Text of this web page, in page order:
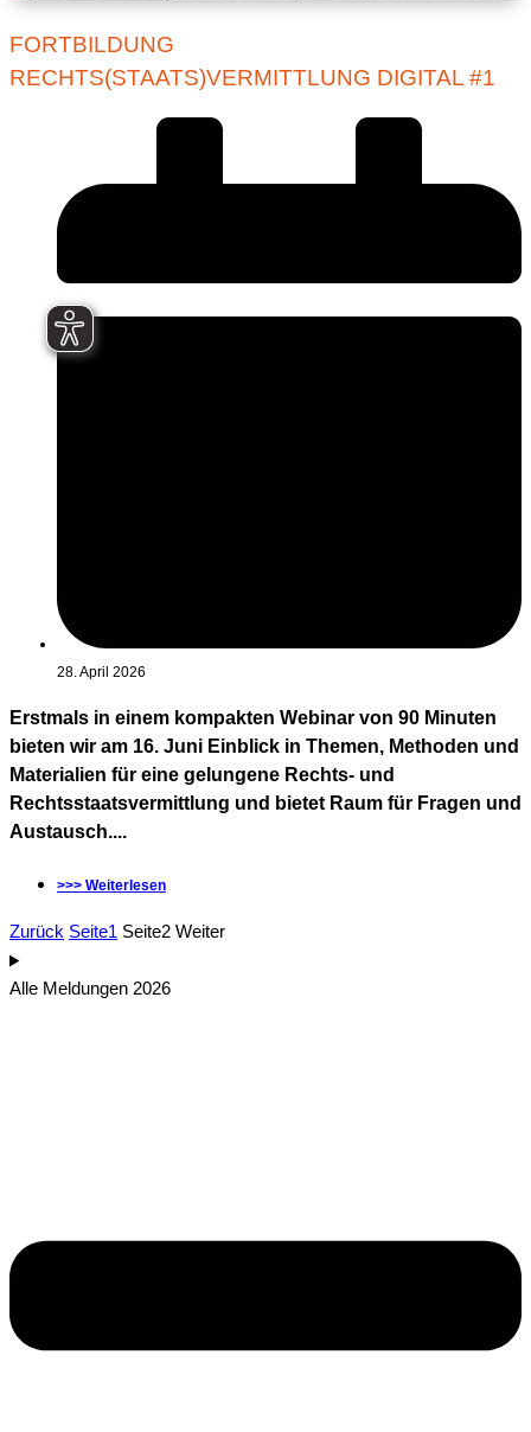
FORTBILDUNG
RECHTS(STAATS)VERMITTLUNG DIGITAL #1
28. April 2026
Erstmals in einem kompakten Webinar von 90 Minuten
bieten wir am 16. Juni Einblick in Themen, Methoden und
Materialien für eine gelungene Rechts- und
Rechtsstaatsvermittlung und bietet Raum für Fragen und
Austausch....
>>> Weiterlesen
Zurück Seite1 Seite2 Weiter
Alle Meldungen 2026